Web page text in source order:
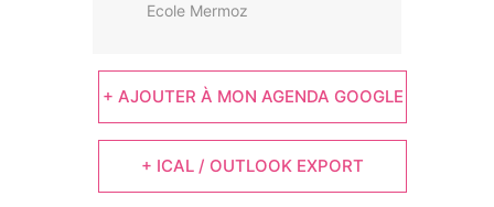
Ecole Mermoz
+ AJOUTER À MON AGENDA GOOGLE
+ ICAL / OUTLOOK EXPORT